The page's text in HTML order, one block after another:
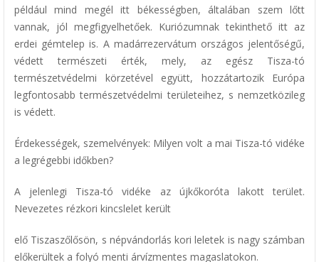
például mind megél itt békességben, általában szem lőtt
vannak, jól megfigyelhetőek. Kuriózumnak tekinthető itt az
erdei gémtelep is. A madárrezervátum országos jelentőségű,
védett természeti érték, mely, az egész Tisza-tó
természetvédelmi körzetével együtt, hozzátartozik Európa
legfontosabb természetvédelmi területeihez, s nemzetközileg
is védett.
Érdekességek, szemelvények: Milyen volt a mai Tisza-tó vidéke
a legrégebbi időkben?
A jelenlegi Tisza-tó vidéke az újkőkoróta lakott terület.
Nevezetes rézkori kincslelet került
elő Tiszaszőlősön, s népvándorlás kori leletek is nagy számban
előkerültek a folyó menti árvízmentes magaslatokon.